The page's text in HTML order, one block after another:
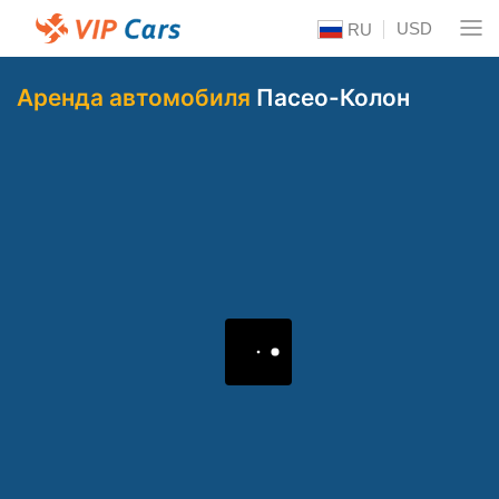
RU USD
Аренда автомобиля Пасео-Колон